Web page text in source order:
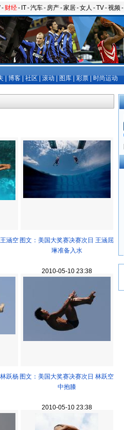
- 财经- IT-汽车- 房产-家居-女人 -TV-视频-
博客 社区 滚动 图库 彩票 时尚运动
涵空 图文：美国大奖赛决赛次日 王涵屈
琳准备入水
2010-05-10 23:38
跃杨 图文：美国大奖赛决赛次日 林跃空
中抱膝
2010-05-10 23:38